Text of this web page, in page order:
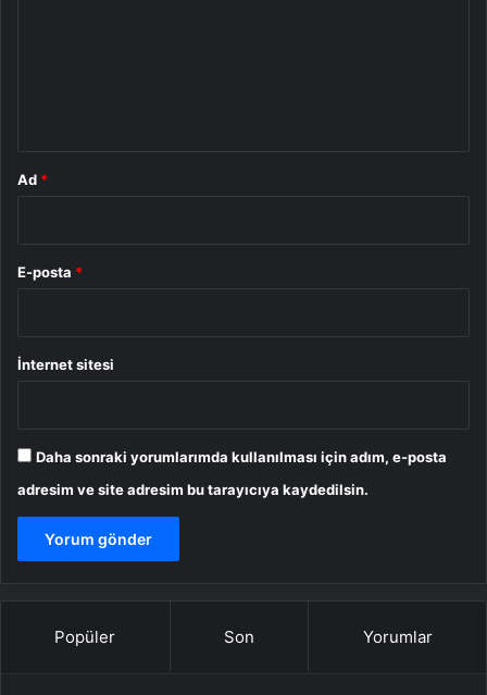
Ad *
E-posta *
İnternet sitesi
Daha sonraki yorumlarımda kullanılması için adım, e-posta
adresim ve site adresim bu tarayıcıya kaydedilsin.
Popüler Son Yorumlar